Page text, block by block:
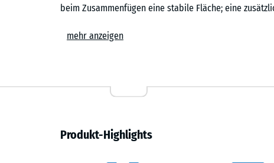
beim Zusammenfügen eine stabile Fläche; eine
Komfort
hinterlüftete Konstruktion reduziert die
Die Platten bestehen aus reinem Polypropylen-
mehr anzeigen
Produkt-Highlights